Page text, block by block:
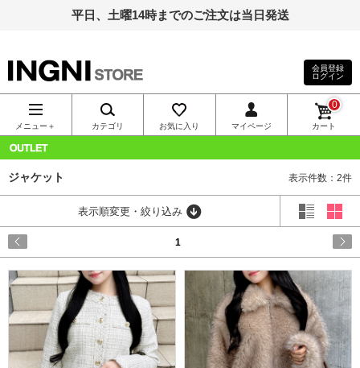
平日、土曜14時までのご注文は当日発送
INGNI（イン
グ）公式通
販｜INGNI
STORE
会員登録
ログイン
メニュー＋ カテゴリ お気に入り マイページ カート
0
ジャケット 表示件数：2件
表示順変更・絞り込み
1